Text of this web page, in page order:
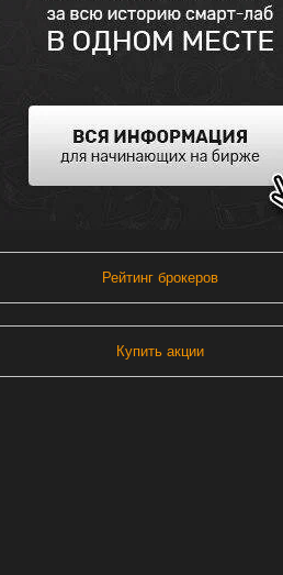
Рейтинг брокеров
Купить акции